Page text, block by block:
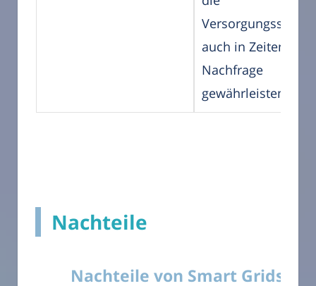
auch in Zeiten
Nachfrage
gewährleisten.
Nachteile
Nachteile von Smart Grids